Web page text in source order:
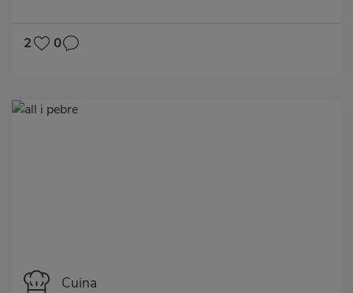
2 0
Categoría
Cuina